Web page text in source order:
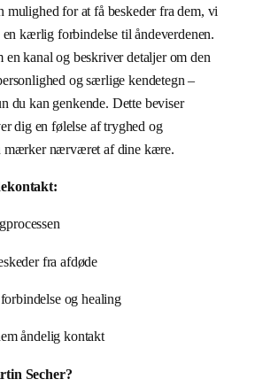
mulighed for at få beskeder fra dem, vi
en kærlig forbindelse til åndeverdenen.
kanal og beskriver detaljer om den
og særlige kendetegn –
du kan genkende. Dette beviser
dig en følelse af tryghed og
mærker nærværet af dine kære.
fra afdøde
og healing
åndelig kontakt
Secher?